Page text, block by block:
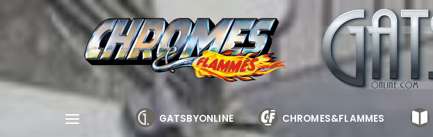
GATSBYONLINE CHROMES&FLAMMES
Cookies management panel